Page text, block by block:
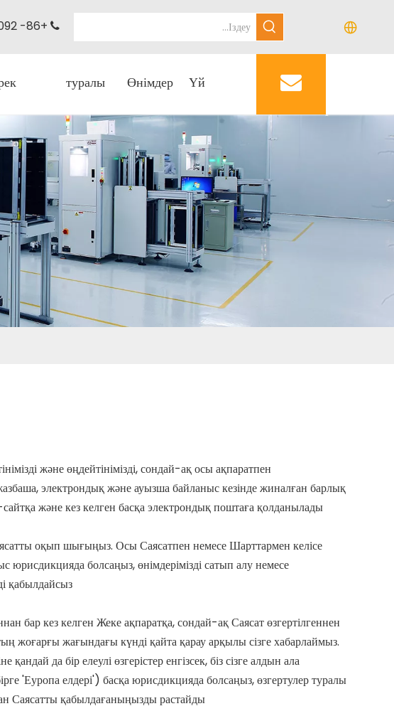

+86- 18011959092 / +86- 13802755618
Үй
Өнімдер
туралы
және өңдейтінімізді, сондай-ақ осы ақпаратпен
электрондық және ауызша байланыс кезінде жиналған барлық
және кез келген басқа электрондық поштаға қолданылады.
оқып шығыңыз. Осы Саясатпен немесе Шарттармен келісе
юрисдикцияда болсаңыз, өнімдерімізді сатып алу немесе
қабылдайсыз.
бар кез келген Жеке ақпаратқа, сондай-ақ Саясат өзгертілгеннен
жоғарғы жағындағы күнді қайта қарау арқылы сізге хабарлаймыз.
да бір елеулі өзгерістер енгізсек, біз сізге алдын ала
'Еуропа елдері') басқа юрисдикцияда болсаңыз, өзгертулер туралы
Саясатты қабылдағаныңызды растайды.